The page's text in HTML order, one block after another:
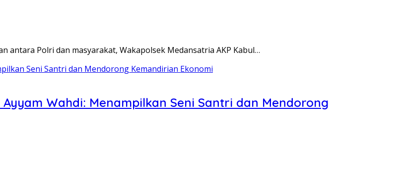
antara Polri dan masyarakat, Wakapolsek Medansatria AKP Kabul…
Wahdi: Menampilkan Seni Santri dan Mendorong